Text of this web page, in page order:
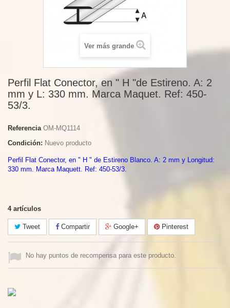
Ver más grande
Perfil Flat Conector, en " H "de Estireno. A: 2
mm y L: 330 mm. Marca Maquet. Ref: 450-
53/3.
Referencia OM-MQ1114
Condición: Nuevo producto
Perfil Flat Conector, en " H " de Estireno Blanco. A: 2 mm y Longitud:
330 mm. Marca Maquett. Ref: 450-53/3.
4 artículos
Tweet Compartir Google+ Pinterest
No hay puntos de recompensa para este producto.